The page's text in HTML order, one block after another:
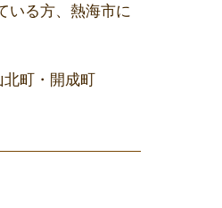
いる方、熱海市に
町・開成町